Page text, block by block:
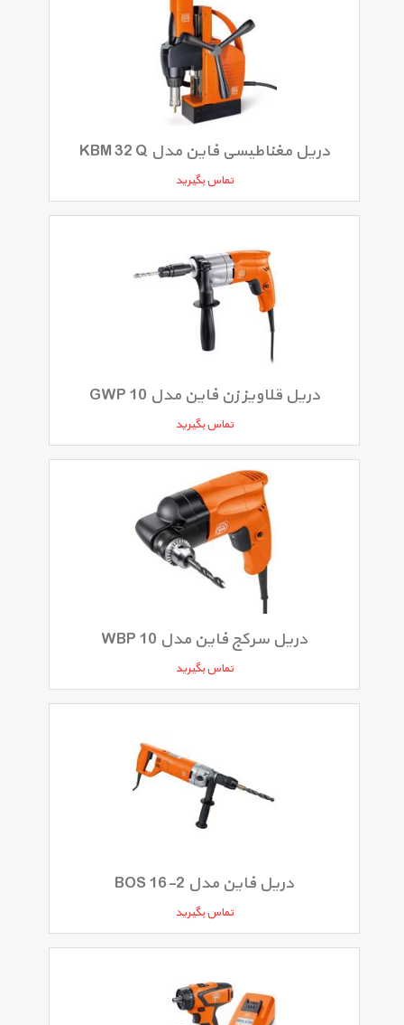
دریل مغناطیسی فاین مدل KBM 32 Q
تماس بگیرید
دریل قلاویز زن فاین مدل GWP 10
تماس بگیرید
دریل سرکج فاین مدل WBP 10
تماس بگیرید
دریل فاین مدل BOS 16-2
تماس بگیرید